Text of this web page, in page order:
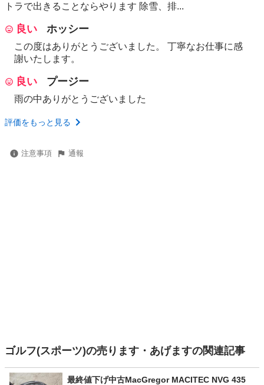
トラで出きることならやります 除雪、排...
良い ホッシー
この度はありがとうございました。 丁寧なお仕事に感
謝いたします。
良い プージー
雨の中ありがとうございました
評価をもっと見る
注意事項 通報
ゴルフ(スポーツ)の売ります・あげますの関連記事
最終値下げ中古MacGregor MACITEC NVG 435